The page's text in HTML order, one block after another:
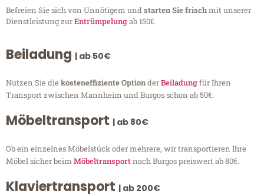
Befreien Sie sich von Unnötigem undstarten Sie frischmit unserer
Dienstleistung zurEntrümpelungab 150€.
Beiladung | ab 50€
Nutzen Sie diekosteneffiziente OptionderBeiladungfür Ihren
Transport zwischen Mannheim und Burgos schon ab 50€.
Möbeltransport | ab 80€
Ob ein einzelnes Möbelstück oder mehrere, wir transportieren Ihre
Möbel sicher beim Möbeltransportnach Burgos preiswert ab 80€.
Klaviertransport | ab 200€